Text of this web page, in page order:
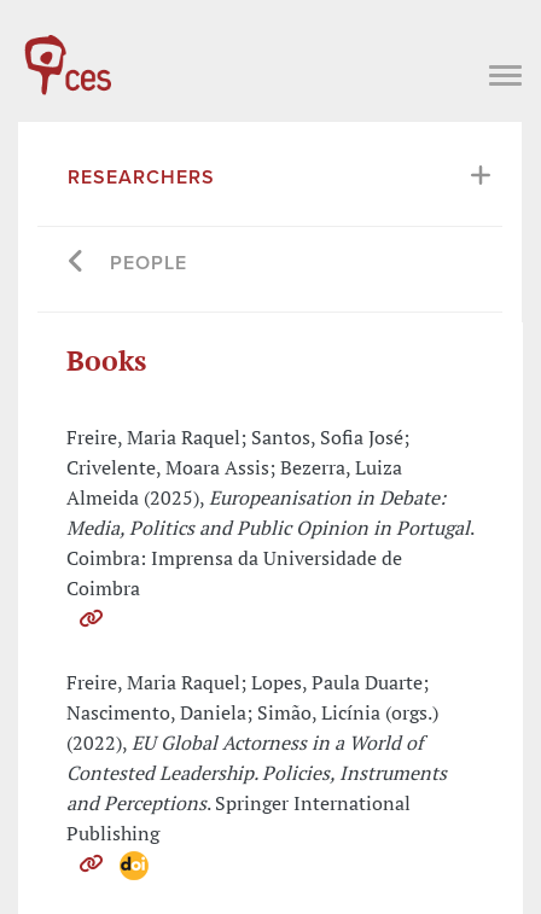
RESEARCHERS
PEOPLE
Books
Freire, Maria Raquel; Santos, Sofia José;
Crivelente, Moara Assis; Bezerra, Luiza
Almeida (2025),Europeanisation in Debate:
Media, Politics and Public Opinion in Portugal.
Coimbra: Imprensa da Universidade de
Coimbra
Freire, Maria Raquel; Lopes, Paula Duarte;
Nascimento, Daniela; Simão, Licínia (orgs.)
(2022),EU Global Actorness in a World of
Contested Leadership. Policies, Instruments
and Perceptions. Springer International
Publishing